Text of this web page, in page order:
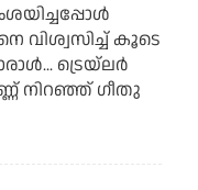
വിശ്വസിച്ച് കൂടെ
ട്രെയ്‌ലര്‍
നിറഞ്ഞ് ഗീതു